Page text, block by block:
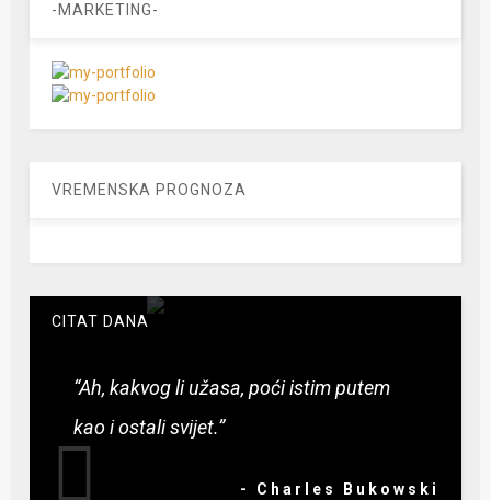
-MARKETING-
VREMENSKA PROGNOZA
CITAT DANA
“Ah, kakvog li užasa, poći istim putem
kao i ostali svijet.”
- Charles Bukowski